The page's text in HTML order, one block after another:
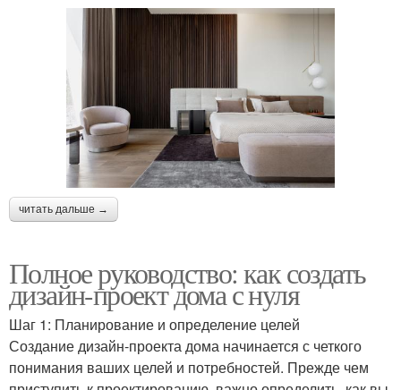
читать дальше →
Полное руководство: как создать
дизайн-проект дома с нуля
Шаг 1: Планирование и определение целей
Создание дизайн-проекта дома начинается с четкого
понимания ваших целей и потребностей. Прежде чем